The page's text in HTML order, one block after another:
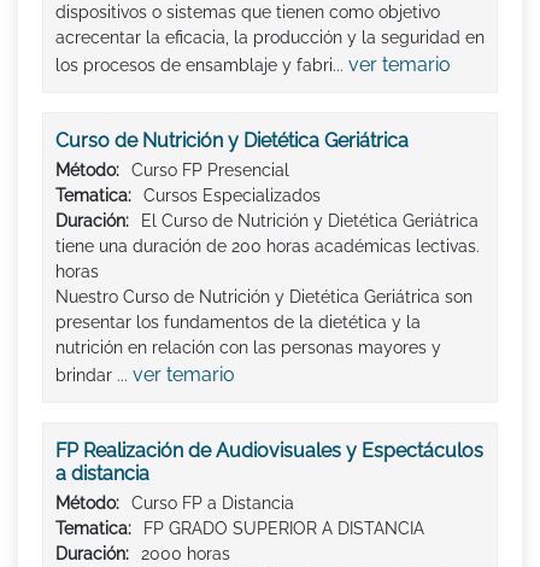
dispositivos o sistemas que tienen como objetivo
acrecentar la eficacia, la producción y la seguridad en
los procesos de ensamblaje y fabri... ver temario
Curso de Nutrición y Dietética Geriátrica
Método:
Curso FP Presencial
Tematica:
Cursos Especializados
Duración:
El Curso de Nutrición y Dietética Geriátrica
tiene una duración de 200 horas académicas lectivas.
horas
Nuestro Curso de Nutrición y Dietética Geriátrica son
presentar los fundamentos de la dietética y la
nutrición en relación con las personas mayores y
brindar ... ver temario
FP Realización de Audiovisuales y Espectáculos
a distancia
Método:
Curso FP a Distancia
Tematica:
FP GRADO SUPERIOR A DISTANCIA
Duración:
2000 horas